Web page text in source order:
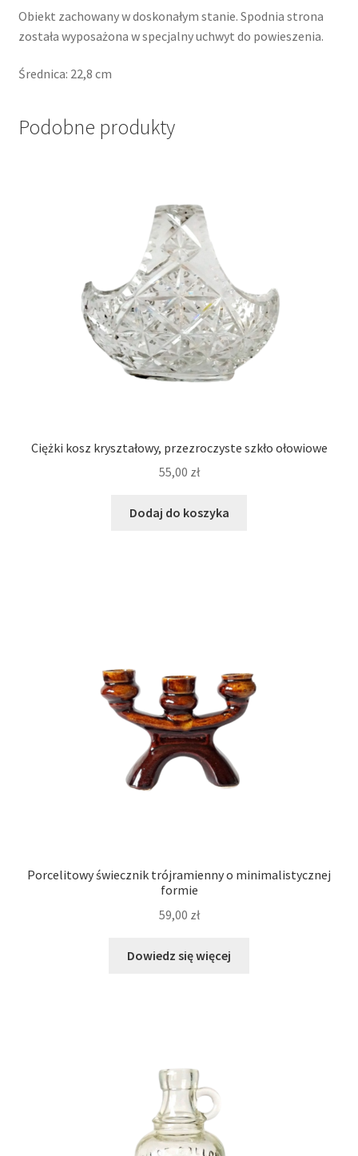
Obiekt zachowany w doskonałym stanie. Spodnia strona
została wyposażona w specjalny uchwyt do powieszenia.
Średnica: 22,8 cm
Podobne produkty
Ciężki kosz kryształowy, przezroczyste szkło ołowiowe
55,00 zł
Dodaj do koszyka
Porcelitowy świecznik trójramienny o minimalistycznej
formie
59,00 zł
Dowiedz się więcej